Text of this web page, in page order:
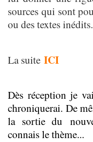
sources qui sont
ou des textes inédits.
La suite ICI
Dès réception je
chroniquerai. De
la sortie du
connais le thème...